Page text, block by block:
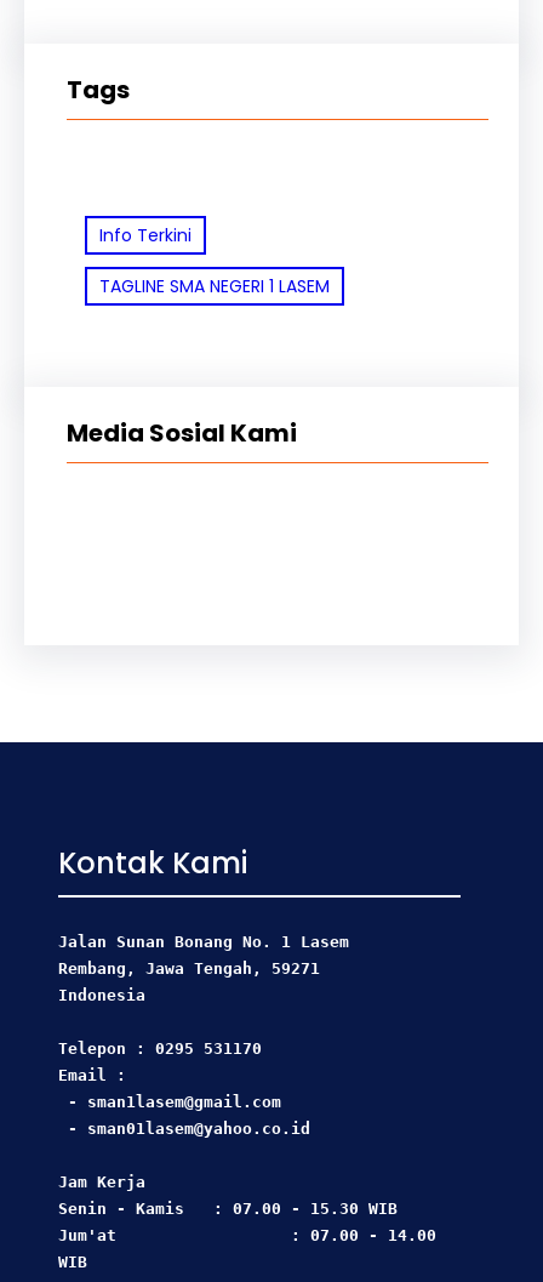
Tags
Info Terkini
TAGLINE SMA NEGERI 1 LASEM
Media Sosial Kami
Kontak Kami
Jalan Sunan Bonang No. 1 Lasem
Rembang, Jawa Tengah, 59271
Indonesia
Telepon : 0295 531170
Email :
- sman1lasem@gmail.com
- sman01lasem@yahoo.co.id
Jam Kerja
Senin - Kamis   : 07.00 - 15.30 WIB
Jum'at                  : 07.00 - 14.00
WIB